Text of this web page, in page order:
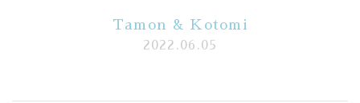
Tamon & Kotomi
2022.06.05